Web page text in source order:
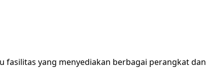
fasilitas yang menyediakan berbagai perangkat dan